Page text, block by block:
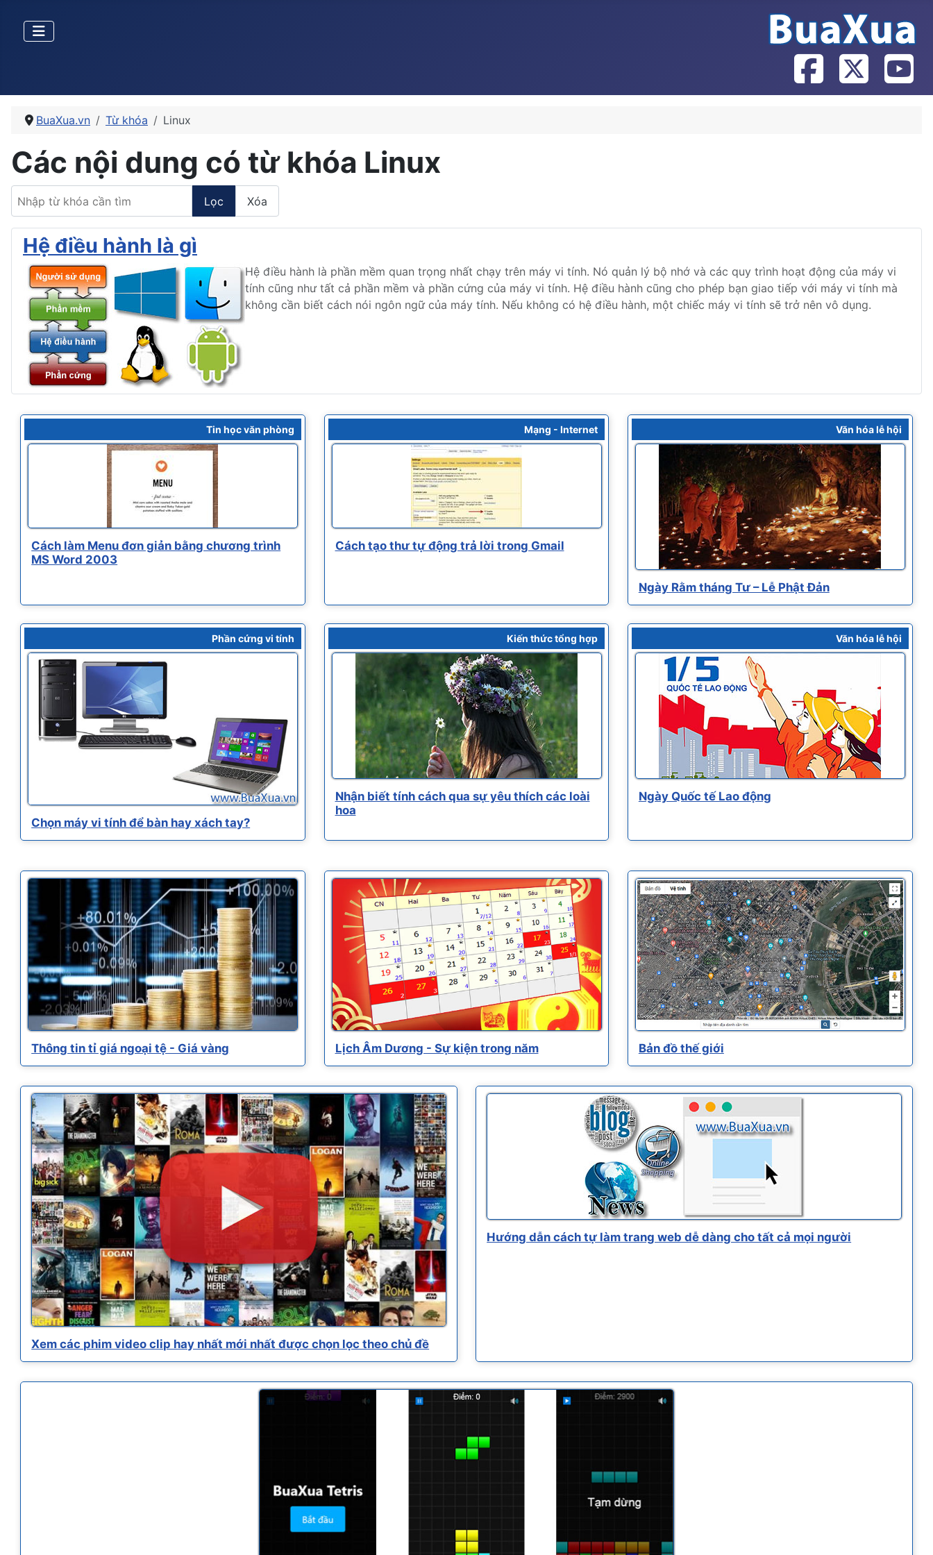
BuaXua.vn Từ khóa Linux
Các nội dung có từ khóa Linux
Nhập từ khóa cần tìm
Lọc Xóa
Hệ điều hành là gì
Hệ điều hành là phần mềm quan trọng nhất chạy trên máy vi tính. Nó quản lý bộ nhớ và các quy trình hoạt động của máy vi
tính cũng như tất cả phần mềm và phần cứng của máy vi tính. Hệ điều hành cũng cho phép bạn giao tiếp với máy vi tính mà
không cần biết cách nói ngôn ngữ của máy tính. Nếu không có hệ điều hành, một chiếc máy vi tính sẽ trở nên vô dụng.
Tin học văn phòng
Cách làm Menu đơn giản bằng chương trình
MS Word 2003
Mạng - Internet
Cách tạo thư tự động trả lời trong Gmail
Văn hóa lễ hội
Ngày Rằm tháng Tư – Lễ Phật Đản
Phần cứng vi tính
Chọn máy vi tính để bàn hay xách tay?
Kiến thức tổng hợp
Nhận biết tính cách qua sự yêu thích các loài
hoa
Văn hóa lễ hội
Ngày Quốc tế Lao động
Thông tin tỉ giá ngoại tệ - Giá vàng Lịch Âm Dương - Sự kiện trong năm Bản đồ thế giới
Xem các phim video clip hay nhất mới nhất được chọn lọc theo chủ đề
Hướng dẫn cách tự làm trang web dễ dàng cho tất cả mọi người